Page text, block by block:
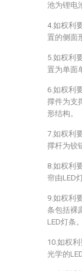
池为锂电
4.如权利
置的侧面
5.如权利
置为单面
6.如权利
撑件为支
形结构。
7.如权利
撑杆为铰
8.如权利
帘由LED
9.如权利
条包括裸
LED灯条。
10.如权
光学的